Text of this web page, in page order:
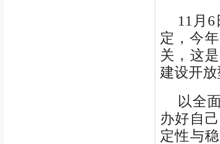
11月
定，今
关，这
建设开
以全
办好自
定性与